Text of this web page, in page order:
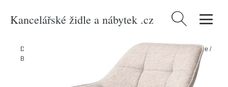
Kancelářské židle a nábytek .cz Vyhledávání
Domů > Nábytek > Sedací nábytek > Židle > Jídelní židle /
Béžová jídelní židle Nolan – Unique Furniture